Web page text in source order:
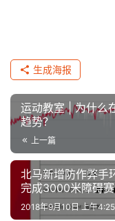
原创文章，作者：
https://